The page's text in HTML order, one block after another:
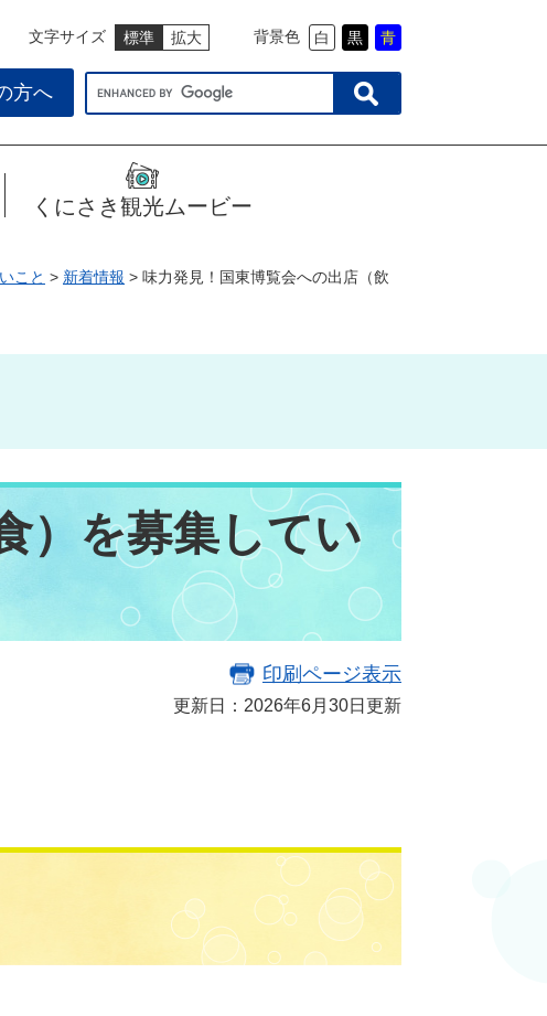
文字サイズ 標準 拡大 背景色 白 黒 青
方へ
くにさき観光ムービー
こと > 新着情報 > 味力発見！国東博覧会への出店（飲
）を募集してい
印刷ページ表示
更新日：2026年6月30日更新